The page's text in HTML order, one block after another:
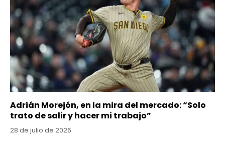
Adrián Morejón, en la mira del mercado: “Solo
trato de salir y hacer mi trabajo”
28 de julio de 2026